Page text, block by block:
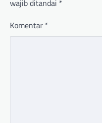
wajib ditandai *
Komentar *